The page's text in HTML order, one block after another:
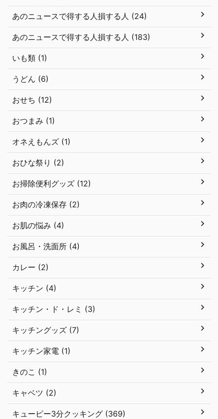
あのニュースで得する人損する人 (24)
あのニュースで得する人損する人 (183)
いも類 (1)
うどん (6)
おせち (12)
おつまみ (1)
オネえもんズ (1)
おひな祭り (2)
お掃除便利グッズ (12)
お肉の冷凍保存 (2)
お肌の悩み (4)
お風呂・洗面所 (4)
カレー (2)
キッチン (4)
キッチン・ド・レミ (3)
キッチングッズ (7)
キッチン家電 (1)
きのこ (1)
キャベツ (2)
キューピー3分クッキング (369)